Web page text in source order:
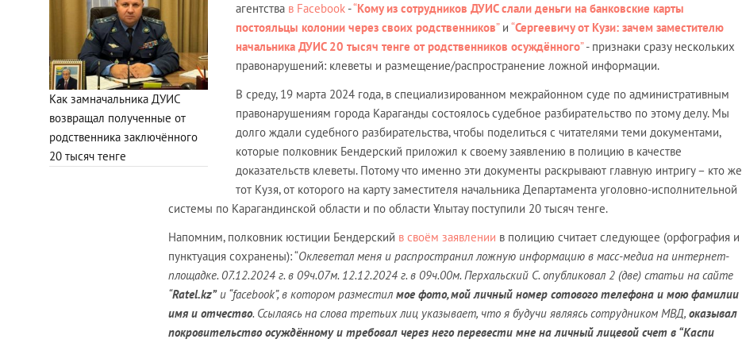
Как замначальника ДУИС
возвращал полученные от
родственника заключённого
20 тысяч тенге
агентства в Facebook -“Кому из сотрудников ДУИС слали деньги на банковские карты
постояльцы колонии через своих родственников”и “Сергеевичу от Кузи: зачем заместителю
начальника ДУИС 20 тысяч тенге от родственников осуждённого”- признаки сразу нескольких
правонарушений: клеветы и размещение/распространение ложной информации.
В среду, 19 марта 2024 года, в специализированном межрайонном суде по административным
правонарушениям города Караганды состоялось судебное разбирательство по этому делу. Мы
долго ждали судебного разбирательства, чтобы поделиться с читателями теми документами,
которые полковник Бендерский приложил к своему заявлению в полицию в качестве
доказательств клеветы. Потому что именно эти документы раскрывают главную интригу – кто же
тот Кузя, от которого на карту заместителя начальника Департамента уголовно-исполнительной
системы по Карагандинской области и по области Ұлытау поступили 20 тысяч тенге.
Напомним, полковник юстиции Бендерский в своём заявлении в полицию считает следующее (орфография и
пунктуация сохранены): “Оклеветал меня и распространил ложную информацию в масс-медиа на интернет-
площадке. 07.12.2024 г. в 09ч.07м. 12.12.2024 г. в 09ч.00м. Перхальский С. опубликовал 2 (две) статьи на сайте
“Ratel.kz”и “facebook”, в котором разместил мое фото, мой личный номер сотового телефона и мою фамилии
имя и отчество. Ссылаясь на слова третьих лиц указывает, что я будучи являясь сотрудником МВД, оказывал
покровительство осуждённому и требовал через него перевести мне на личный лицевой счет в “Каспи